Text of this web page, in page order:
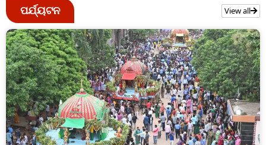
ପର୍ଯ୍ୟଟନ View all